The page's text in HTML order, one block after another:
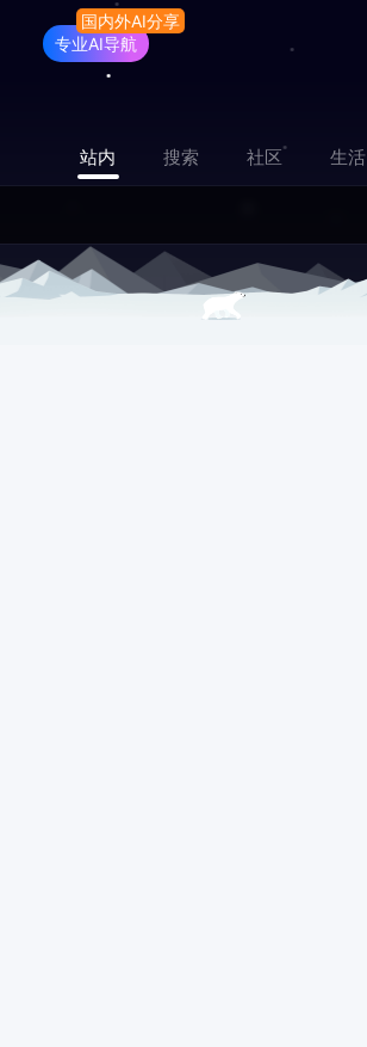
专业AI导航
站内 搜索 社区 生活